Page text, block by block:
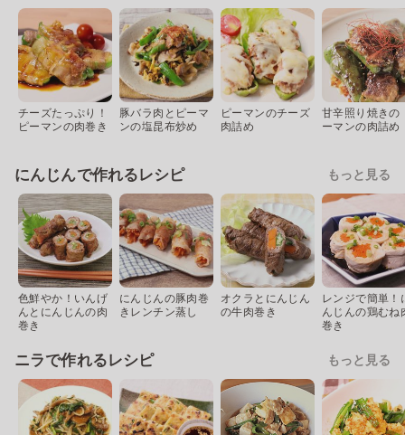
チーズたっぷり！
ピーマンの肉巻き
豚バラ肉とピーマ
ンの塩昆布炒め
ピーマンのチーズ
肉詰め
甘辛照り焼きの
ーマンの肉詰め
にんじんで作れるレシピ もっと見る
色鮮やか！いんげ
んとにんじんの肉
巻き
にんじんの豚肉巻
きレンチン蒸し
オクラとにんじん
の牛肉巻き
レンジで簡単！
んじんの鶏むね
巻き
ニラで作れるレシピ もっと見る